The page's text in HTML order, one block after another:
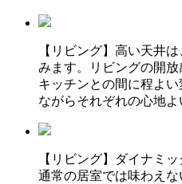
【リビング】高い天井
みます。リビングの開
キッチンとの間に程よ
ながらそれぞれの心地よ
【リビング】ダイナミ
通常の居室では味わえ